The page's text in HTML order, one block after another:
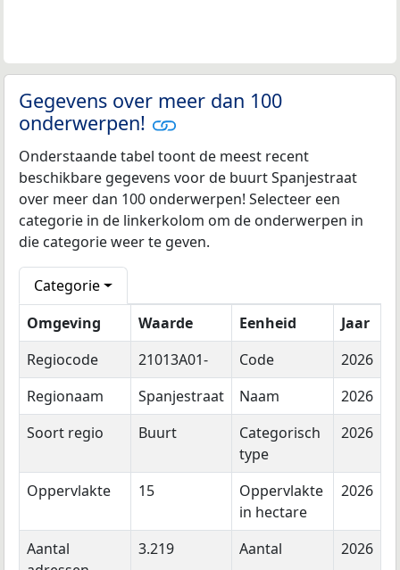
Gegevens over meer dan 100
onderwerpen!
Onderstaande tabel toont de meest recent
beschikbare gegevens voor de buurt Spanjestraat
over meer dan 100 onderwerpen! Selecteer een
categorie in de linkerkolom om de onderwerpen in
die categorie weer te geven.
Categorie
Omgeving
Waarde Eenheid
Jaar
Regiocode
21013A01- Code
2026
Regionaam
Spanjestraat Naam
2026
Soort regio
Buurt
Categorisch
type
2026
Oppervlakte 15
Oppervlakte
in hectare
2026
Aantal
3.219 Aantal 2026